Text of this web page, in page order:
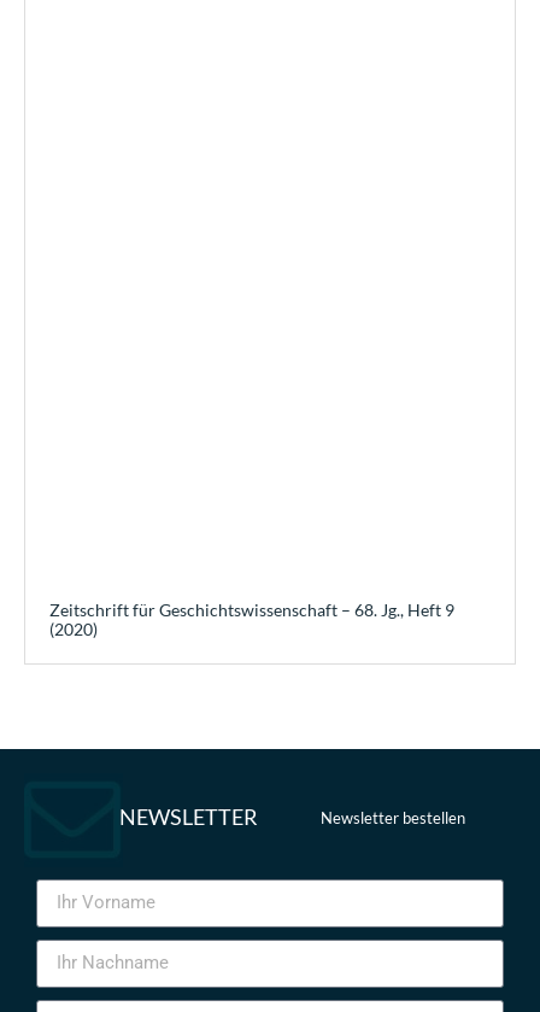
Zeitschrift für Geschichtswissenschaft – 68. Jg., Heft 9
(2020)
NEWSLETTER Newsletter bestellen